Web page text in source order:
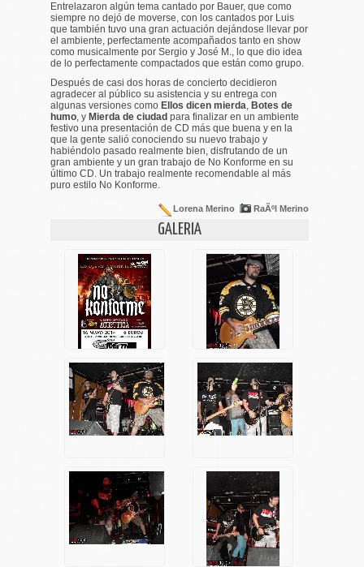
Entrelazaron algún tema cantado por Bauer, que como
siempre no dejó de moverse, con los cantados por Luis
que también tuvo una gran actuación dejándose llevar por
el ambiente, perfectamente acompañados tanto en show
como musicalmente por Sergio y José M., lo que dio idea
de lo perfectamente compactados que están como grupo.
Después de casi dos horas de concierto decidieron
agradecer al público su asistencia y su entrega con
algunas versiones como Ellos dicen mierda Botes de
humo , y Mierda de ciudad para finalizar en un ambiente
festivo una presentación de CD más que buena y en la
que la gente salió conociendo su nuevo trabajo y
habiéndolo pasado realmente bien, disfrutando de un
gran ambiente y un gran trabajo de No Konforme en su
último CD. Un trabajo realmente recomendable al más
puro estilo No Konforme.
RaÃºl Merino
Lorena Merino
GALERIA